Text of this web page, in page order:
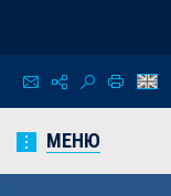
МЕНЮ